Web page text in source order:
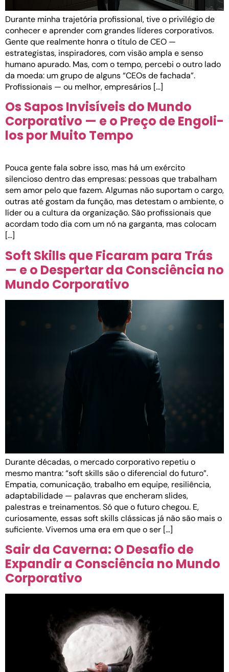
Durante minha trajetória profissional, tive o privilégio de
conhecer e aprender com grandes líderes corporativos.
Gente que realmente honra o título de CEO —
estrategistas, inspiradores, com visão ampla e senso
humano apurado. Mas, com o tempo, percebi o outro lado
da moeda: um grupo de alguns “CEOs de fachada”.
Profissionais — ou melhor, empresários […]
Os Sapos Invisíveis do Mundo
Corporativo — e o Preço de Engoli-
los por Muito Tempo
Pouca gente fala sobre isso, mas há um exército
silencioso dentro das empresas: pessoas que trabalham
sem amor pelo que fazem. Algumas não suportam o cargo,
outras até gostam da função, mas detestam o ambiente, o
líder ou a cultura da organização. São profissionais que
acordam todo dia com um nó na garganta, mas colocam
[…]
Soft Skills que Ficaram para Trás
— e o Despertar da Consciência no
Mundo Corporativo
Durante décadas, o mercado corporativo repetiu o
mesmo mantra: “soft skills são o diferencial do futuro”.
Empatia, comunicação, trabalho em equipe, resiliência,
adaptabilidade — palavras que encheram slides,
palestras e treinamentos. Só que o futuro chegou. E,
curiosamente, essas soft skills clássicas já não são mais o
suficiente. Vivemos uma era em que o ser […]
Sair da Caverna: O Desafio de
Expandir a Consciência no Mundo
Corporativo